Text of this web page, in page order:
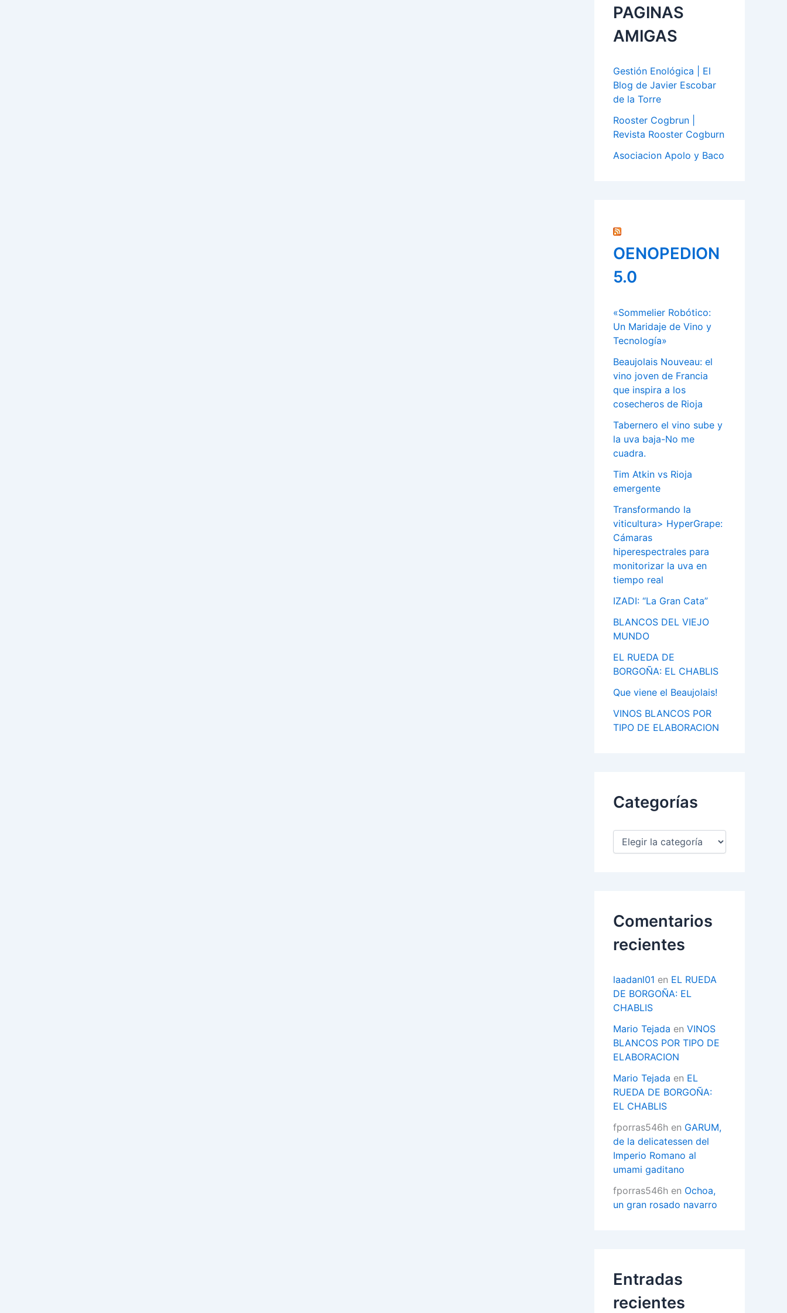
PAGINAS
AMIGAS
Gestión Enológica | El
Blog de Javier Escobar
de la Torre
Rooster Cogbrun |
Revista Rooster Cogburn
Asociacion Apolo y Baco
OENOPEDION
5.0
«Sommelier Robótico:
Un Maridaje de Vino y
Tecnología»
Beaujolais Nouveau: el
vino joven de Francia
que inspira a los
cosecheros de Rioja
Tabernero el vino sube y
la uva baja-No me
cuadra.
Tim Atkin vs Rioja
emergente
Transformando la
viticultura> HyperGrape:
Cámaras
hiperespectrales para
monitorizar la uva en
tiempo real
IZADI: “La Gran Cata”
BLANCOS DEL VIEJO
MUNDO
EL RUEDA DE
BORGOÑA: EL CHABLIS
Que viene el Beaujolais!
VINOS BLANCOS POR
TIPO DE ELABORACION
Categorías
C
í
a
s
Comentarios
recientes
laadanl01 en EL RUEDA
DE BORGOÑA: EL
CHABLIS
Mario Tejada enVINOS
BLANCOS POR TIPO DE
ELABORACION
Mario Tejada en EL
RUEDA DE BORGOÑA:
EL CHABLIS
fporras546h en GARUM,
de la delicatessen del
Imperio Romano al
umami gaditano
fporras546h en Ochoa,
un gran rosado navarro
Entradas
recientes